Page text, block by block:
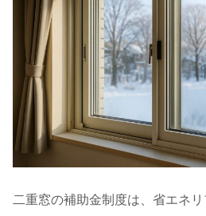
二重窓の補助金制度は、省エネ